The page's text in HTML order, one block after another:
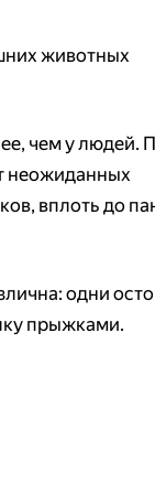
животных
чем у людей.
неожиданных
вплоть до
одни
прыжками.